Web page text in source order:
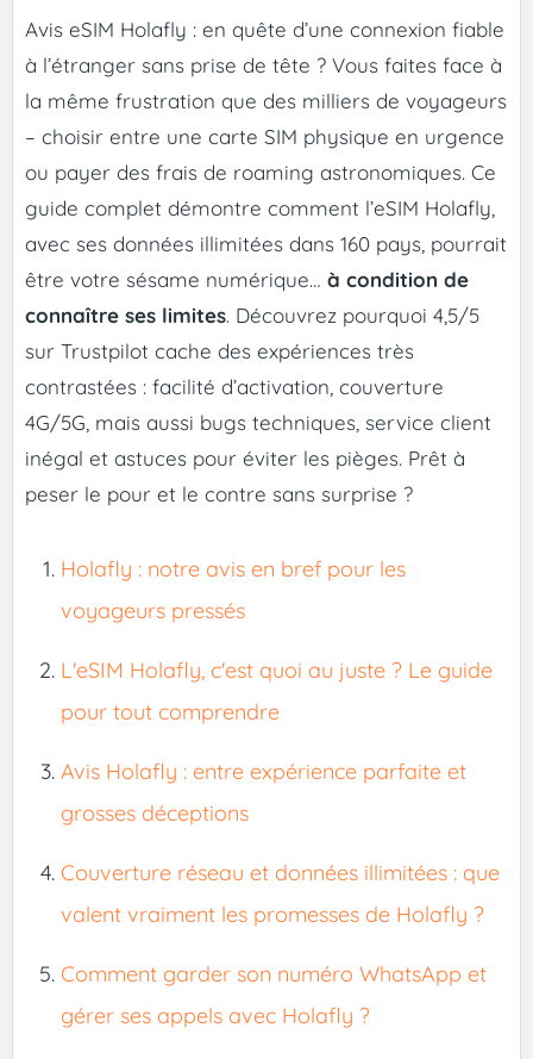
Avis eSIM Holafly : en quête d’une connexion fiable
à l’étranger sans prise de tête ? Vous faites face à
la même frustration que des milliers de voyageurs
– choisir entre une carte SIM physique en urgence
ou payer des frais de roaming astronomiques. Ce
guide complet démontre comment l’eSIM Holafly,
avec ses données illimitées dans 160 pays, pourrait
être votre sésame numérique… à condition de
connaître ses limites. Découvrez pourquoi 4,5/5
sur Trustpilot cache des expériences très
contrastées : facilité d’activation, couverture
4G/5G, mais aussi bugs techniques, service client
inégal et astuces pour éviter les pièges. Prêt à
peser le pour et le contre sans surprise ?
Holafly : notre avis en bref pour les
voyageurs pressés
L'eSIM Holafly, c'est quoi au juste ? Le guide
pour tout comprendre
Avis Holafly : entre expérience parfaite et
grosses déceptions
Couverture réseau et données illimitées : que
valent vraiment les promesses de Holafly ?
Comment garder son numéro WhatsApp et
gérer ses appels avec Holafly ?